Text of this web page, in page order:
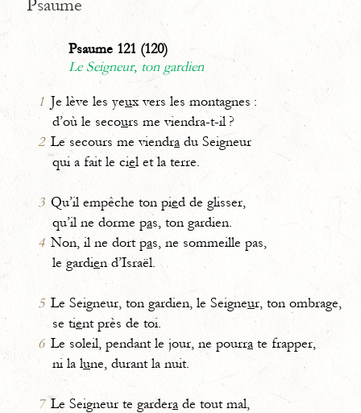
Psaume
Psaume 121 (120)
Le Seigneur, ton gardien
1 Je lève les yeux vers les montagnes :
d’où le secours me viendra-t-il ?
2 Le secours me viendradu Seigneur
qui a fait le ciel et la terre.
3 Qu’il empêche ton pied de glisser,
qu’il ne dorme pas, ton gardien.
4 Non, il ne dort pas, ne sommeille pas,
le gardien d’Israël.
5 Le Seigneur, ton gardien, le Seigneur, ton ombrage,
se tient près de toi.
6 Le soleil, pendant le jour, ne pourrate frapper,
ni la lune, durant la nuit.
7 Le Seigneur te garderade tout mal,